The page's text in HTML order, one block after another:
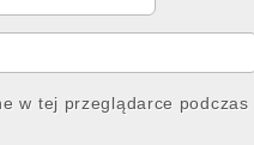
w tej przeglądarce podczas